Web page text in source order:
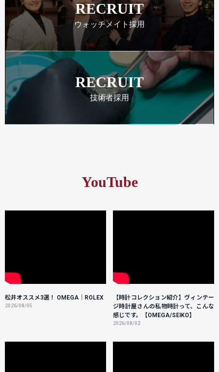
RECRUIT
ウォッチメイト採用
RECRUIT
技術者採用
YouTube
松井オススメ3選！ OMEGA｜ROLEX
2026/08/05
【時計コレクション紹介】ヴィンテー
ジ時計屋さんの私物時計って、こんな
感じです。【OMEGA/SEIKO】
2026/08/02